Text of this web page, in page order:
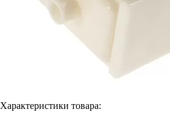
Характеристики товара: